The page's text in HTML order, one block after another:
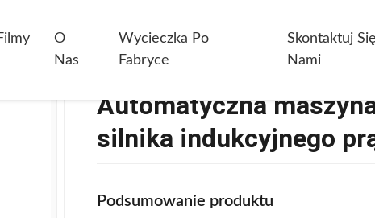
O
Nas
Wycieczka Po
Fabryce
Skontaktuj
Nami
Automatyczna
silnika indukcyjnego
Podsumowanie produktu